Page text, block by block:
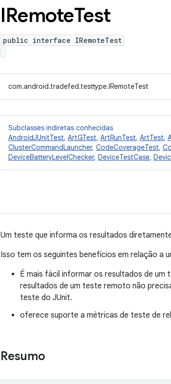
IRemoteTest
public interface IRemoteTest
com.android.tradefed.testtype.IRemoteTest
Subclasses indiretas conhecidas
AndroidJUnitTest, ArtGTest, ArtRunTest, ArtTest,
ClusterCommandLauncher, CodeCoverageTest,
DeviceBatteryLevelChecker, DeviceTestCase,
Um teste que informa os resultados
Isso tem os seguintes benefícios em relação a
É mais fácil informar os resultados de
resultados de um teste remoto não
teste do JUnit.
oferece suporte a métricas de teste de
Resumo